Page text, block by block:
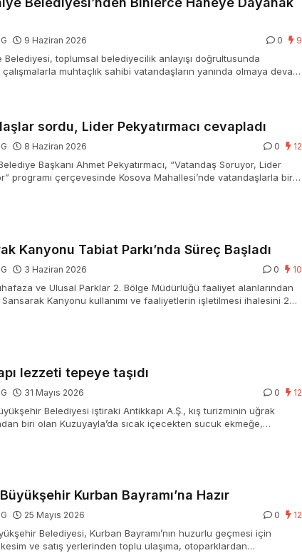
9 Haziran 2026 0 9
Belediyesi, toplumsal belediyecilik anlayışı doğrultusunda
muhtaçlık sahibi vatandaşların yanında olmaya devam
sordu, Lider Pekyatırmacı cevapladı
8 Haziran 2026 0 12
Başkanı Ahmet Pekyatırmacı, “Vatandaş Soruyor, Lider
programı çerçevesinde Kosova Mahallesi’nde vatandaşlarla bir
Kanyonu Tabiat Parkı’nda Süreç Başladı
3 Haziran 2026 0 10
ve Ulusal Parklar 2. Bölge Müdürlüğü faaliyet alanlarından
Kanyonu kullanımı ve faaliyetlerin işletilmesi ihalesini 20
lezzeti tepeye taşıdı
31 Mayıs 2026 0 12
Belediyesi iştiraki Antikkapı A.Ş., kış turizminin uğrak
biri olan Kuzuyayla’da sıcak içecekten sucuk ekmeğe,
Kurban Bayramı’na Hazır
25 Mayıs 2026 0 12
Belediyesi, Kurban Bayramı’nın huzurlu geçmesi için
ve satış yerlerinden toplu ulaşıma, otoparklardan